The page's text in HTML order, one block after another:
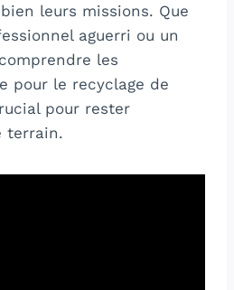
leurs missions. Que
aguerri ou un
les
pour le recyclage de
pour rester
terrain.